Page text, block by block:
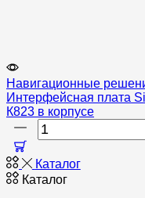
Навигационные
Интерфейсная плата
К823 в корпусе
Количество
товара
плата
Singular
Каталог
Каталог